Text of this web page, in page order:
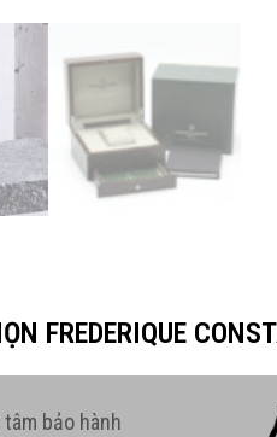
FREDERIQUE
tâm bảo hành